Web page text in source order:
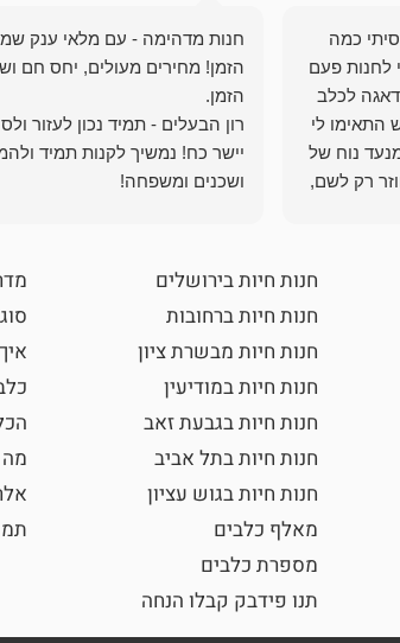
כמה
לחנות פעם
לכלב
התאימו לי
נוח של
רק לשם,
חנות מדהימה - עם מלאי ענק
הזמן! מחירים מעולים, יחס חם
רון הבעלים - תמיד נכון לעזור
יישר כח! נמשיך לקנות תמיד
ושכנים ומשפחה!
חנות חיות בירושלים
חנות חיות ברחובות
חנות חיות מבשרת ציון
חנות חיות במודיעין
חנות חיות בגבעת זאב
חנות חיות בתל אביב
חנות חיות בגוש עציון
מאלף כלבים
מספרת כלבים
תנו פידבק קבלו הנחה